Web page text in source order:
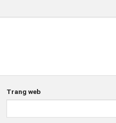
Trang web